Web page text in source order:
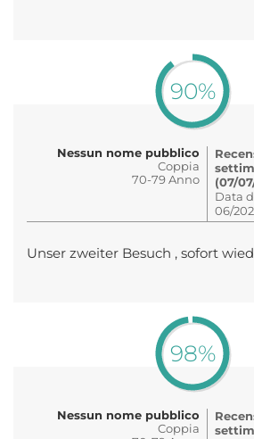
90%
Nessun nome pubblico
Coppia
70-79 Anno
(07/
Data
06/
Unser zweiter Besuch , sofort
98%
Nessun nome pubblico
Coppia